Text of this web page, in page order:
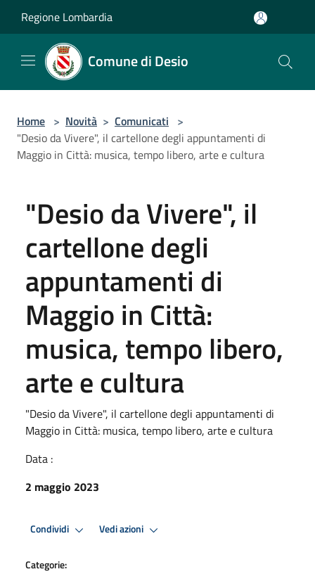
Regione Lombardia
Comune di Desio
Home > Novità > Comunicati >
"Desio da Vivere", il cartellone degli appuntamenti di
Maggio in Città: musica, tempo libero, arte e cultura
"Desio da Vivere", il
cartellone degli
appuntamenti di
Maggio in Città:
musica, tempo libero,
arte e cultura
"Desio da Vivere", il cartellone degli appuntamenti di
Maggio in Città: musica, tempo libero, arte e cultura
Data :
2 maggio 2023
Condividi Vedi azioni
Categorie: